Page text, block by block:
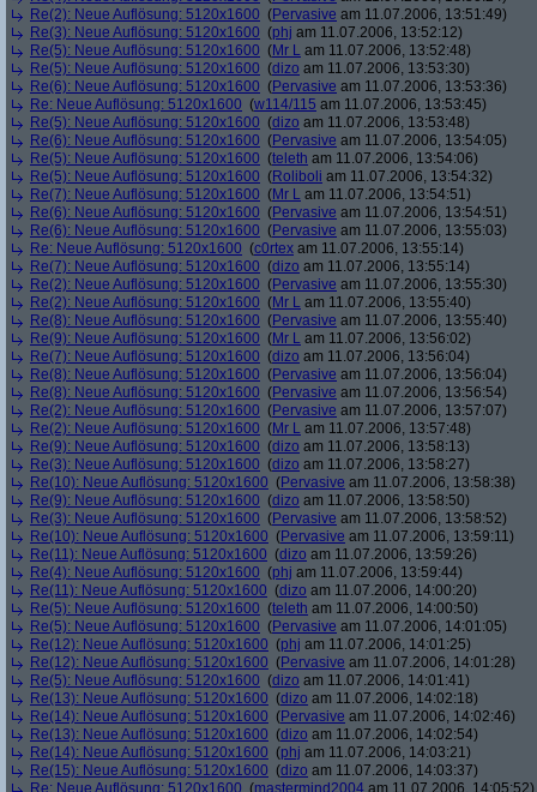
Re(2): Neue Auflösung: 5120x1600 (Pervasive am 11.07.2006, 13:51:49)
Re(3): Neue Auflösung: 5120x1600 (phj am 11.07.2006, 13:52:12)
Re(5): Neue Auflösung: 5120x1600 (Mr L am 11.07.2006, 13:52:48)
Re(5): Neue Auflösung: 5120x1600 (dizo am 11.07.2006, 13:53:30)
Re(6): Neue Auflösung: 5120x1600 (Pervasive am 11.07.2006, 13:53:36)
Re: Neue Auflösung: 5120x1600 (w114/115 am 11.07.2006, 13:53:45)
Re(5): Neue Auflösung: 5120x1600 (dizo am 11.07.2006, 13:53:48)
Re(6): Neue Auflösung: 5120x1600 (Pervasive am 11.07.2006, 13:54:05)
Re(5): Neue Auflösung: 5120x1600 (teleth am 11.07.2006, 13:54:06)
Re(5): Neue Auflösung: 5120x1600 (Roliboli am 11.07.2006, 13:54:32)
Re(7): Neue Auflösung: 5120x1600 (Mr L am 11.07.2006, 13:54:51)
Re(6): Neue Auflösung: 5120x1600 (Pervasive am 11.07.2006, 13:54:51)
Re(6): Neue Auflösung: 5120x1600 (Pervasive am 11.07.2006, 13:55:03)
Re: Neue Auflösung: 5120x1600 (c0rtex am 11.07.2006, 13:55:14)
Re(7): Neue Auflösung: 5120x1600 (dizo am 11.07.2006, 13:55:14)
Re(2): Neue Auflösung: 5120x1600 (Pervasive am 11.07.2006, 13:55:30)
Re(2): Neue Auflösung: 5120x1600 (Mr L am 11.07.2006, 13:55:40)
Re(8): Neue Auflösung: 5120x1600 (Pervasive am 11.07.2006, 13:55:40)
Re(9): Neue Auflösung: 5120x1600 (Mr L am 11.07.2006, 13:56:02)
Re(7): Neue Auflösung: 5120x1600 (dizo am 11.07.2006, 13:56:04)
Re(8): Neue Auflösung: 5120x1600 (Pervasive am 11.07.2006, 13:56:04)
Re(8): Neue Auflösung: 5120x1600 (Pervasive am 11.07.2006, 13:56:54)
Re(2): Neue Auflösung: 5120x1600 (Pervasive am 11.07.2006, 13:57:07)
Re(2): Neue Auflösung: 5120x1600 (Mr L am 11.07.2006, 13:57:48)
Re(9): Neue Auflösung: 5120x1600 (dizo am 11.07.2006, 13:58:13)
Re(3): Neue Auflösung: 5120x1600 (dizo am 11.07.2006, 13:58:27)
Re(10): Neue Auflösung: 5120x1600 (Pervasive am 11.07.2006, 13:58:38)
Re(9): Neue Auflösung: 5120x1600 (dizo am 11.07.2006, 13:58:50)
Re(3): Neue Auflösung: 5120x1600 (Pervasive am 11.07.2006, 13:58:52)
Re(10): Neue Auflösung: 5120x1600 (Pervasive am 11.07.2006, 13:59:11)
Re(11): Neue Auflösung: 5120x1600 (dizo am 11.07.2006, 13:59:26)
Re(4): Neue Auflösung: 5120x1600 (phj am 11.07.2006, 13:59:44)
Re(11): Neue Auflösung: 5120x1600 (dizo am 11.07.2006, 14:00:20)
Re(5): Neue Auflösung: 5120x1600 (teleth am 11.07.2006, 14:00:50)
Re(5): Neue Auflösung: 5120x1600 (Pervasive am 11.07.2006, 14:01:05)
Re(12): Neue Auflösung: 5120x1600 (phj am 11.07.2006, 14:01:25)
Re(12): Neue Auflösung: 5120x1600 (Pervasive am 11.07.2006, 14:01:28)
Re(5): Neue Auflösung: 5120x1600 (dizo am 11.07.2006, 14:01:41)
Re(13): Neue Auflösung: 5120x1600 (dizo am 11.07.2006, 14:02:18)
Re(14): Neue Auflösung: 5120x1600 (Pervasive am 11.07.2006, 14:02:46)
Re(13): Neue Auflösung: 5120x1600 (dizo am 11.07.2006, 14:02:54)
Re(14): Neue Auflösung: 5120x1600 (phj am 11.07.2006, 14:03:21)
Re(15): Neue Auflösung: 5120x1600 (dizo am 11.07.2006, 14:03:37)
Re: Neue Auflösung: 5120x1600 (mastermind2004 am 11.07.2006, 14:05:52)